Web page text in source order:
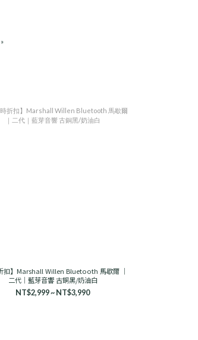
»
扣】Marshall Willen Bluetooth 馬歇爾 ｜
二代｜藍芽音響 古銅黑/奶油白
NT$2,999 ~ NT$3,990